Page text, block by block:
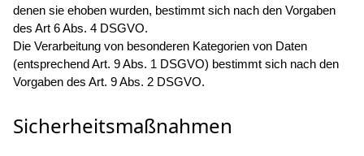
denen sie ehoben wurden, bestimmt sich nach den Vorgaben
des Art 6 Abs. 4 DSGVO.
Die Verarbeitung von besonderen Kategorien von Daten
(entsprechend Art. 9 Abs. 1 DSGVO) bestimmt sich nach den
Vorgaben des Art. 9 Abs. 2 DSGVO.
Sicherheitsmaßnahmen